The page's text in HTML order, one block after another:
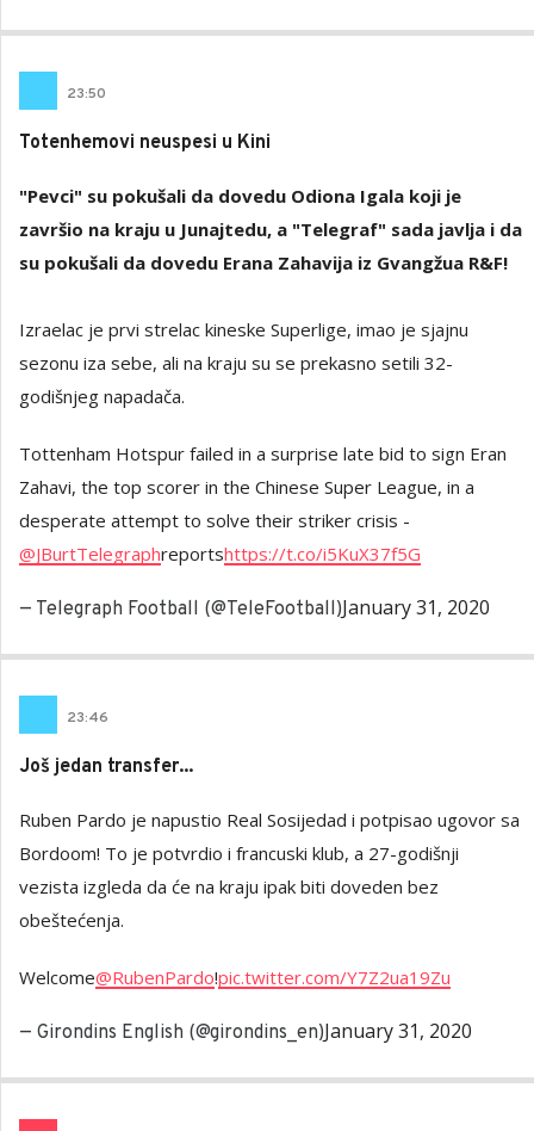
23:50
Totenhemovi neuspesi u Kini
"Pevci" su pokušali da dovedu Odiona Igala koji je
završio na kraju u Junajtedu, a "Telegraf" sada javlja i da
su pokušali da dovedu Erana Zahavija iz Gvangžua R&F!
Izraelac je prvi strelac kineske Superlige, imao je sjajnu
sezonu iza sebe, ali na kraju su se prekasno setili 32-
godišnjeg napadača.
Tottenham Hotspur failed in a surprise late bid to sign Eran
Zahavi, the top scorer in the Chinese Super League, in a
desperate attempt to solve their striker crisis -
@JBurtTelegraphreportshttps://t.co/i5KuX37f5G
— Telegraph Football (@TeleFootball)January 31, 2020
23:46
Još jedan transfer...
Ruben Pardo je napustio Real Sosijedad i potpisao ugovor sa
Bordoom! To je potvrdio i francuski klub, a 27-godišnji
vezista izgleda da će na kraju ipak biti doveden bez
obeštećenja.
Welcome@RubenPardo!pic.twitter.com/Y7Z2ua19Zu
— Girondins English (@girondins_en)January 31, 2020